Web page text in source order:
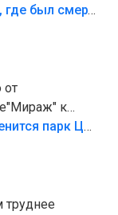
«Попал на пику»: СК показал место, где был смертельно травмирован ребенок в Тольятти
от
к
Глава Тольятти рассказал, как изменится парк Центрального района